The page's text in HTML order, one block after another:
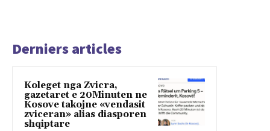
Derniers articles
Koleget nga Zvicra,
gazetaret e 20Minuten ne
Kosove takojne «vendasit
zviceran» alias diasporen
shqiptare